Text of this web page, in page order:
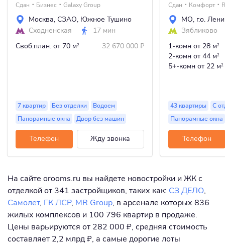
Сдан Бизнес Galaxy Group
Москва, СЗАО, Южное Тушино
Сходненская
17 мин
Своб.план. от 70 м2 32 670 000 ₽
7 квартир Без отделки
Водоем
Панорамные окна
Двор без машин
Телефон Жду звонка
Сдан Комфорт
МО, г.о.
Зябликово
1-комн от 28 м2
2-комн от 44 м2
5+-комн от 22 м2
43 квартиры
С
Панорамные окна
Телефон
На сайте orooms.ru вы найдете новостройки и ЖК с
отделкой от 341 застройщиков, таких как: СЗ ДЕЛО,
Самолет, ГК ЛСР, MR Group, в арсенале которых 836
жилых комплексов и 100 796 квартир в продаже.
Цены варьируются от 282 000 ₽, средняя стоимость
составляет 2,2 млрд ₽, а самые дорогие лоты